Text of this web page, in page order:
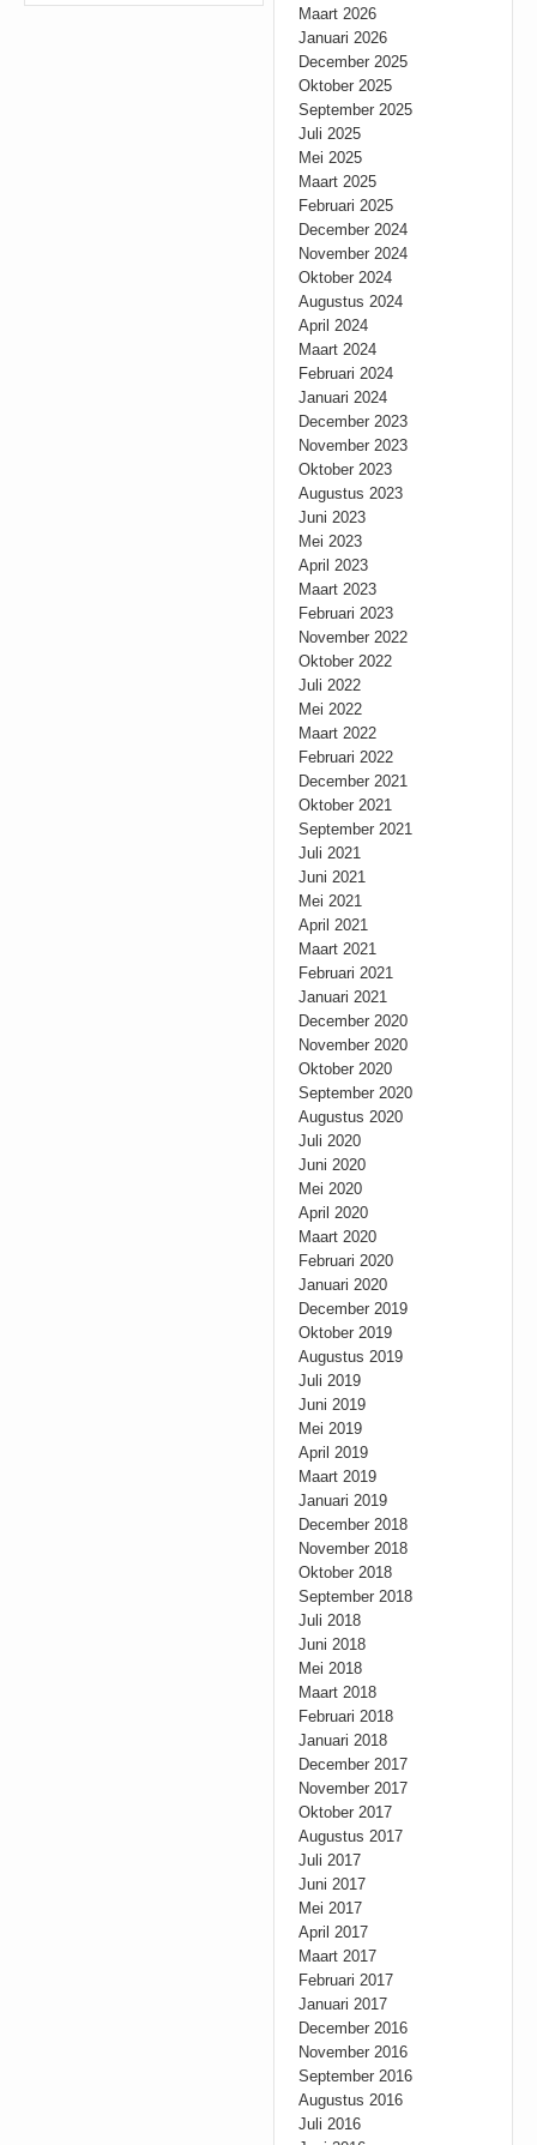
Maart 2026
Januari 2026
December 2025
Oktober 2025
September 2025
Juli 2025
Mei 2025
Maart 2025
Februari 2025
December 2024
November 2024
Oktober 2024
Augustus 2024
April 2024
Maart 2024
Februari 2024
Januari 2024
December 2023
November 2023
Oktober 2023
Augustus 2023
Juni 2023
Mei 2023
April 2023
Maart 2023
Februari 2023
November 2022
Oktober 2022
Juli 2022
Mei 2022
Maart 2022
Februari 2022
December 2021
Oktober 2021
September 2021
Juli 2021
Juni 2021
Mei 2021
April 2021
Maart 2021
Februari 2021
Januari 2021
December 2020
November 2020
Oktober 2020
September 2020
Augustus 2020
Juli 2020
Juni 2020
Mei 2020
April 2020
Maart 2020
Februari 2020
Januari 2020
December 2019
Oktober 2019
Augustus 2019
Juli 2019
Juni 2019
Mei 2019
April 2019
Maart 2019
Januari 2019
December 2018
November 2018
Oktober 2018
September 2018
Juli 2018
Juni 2018
Mei 2018
Maart 2018
Februari 2018
Januari 2018
December 2017
November 2017
Oktober 2017
Augustus 2017
Juli 2017
Juni 2017
Mei 2017
April 2017
Maart 2017
Februari 2017
Januari 2017
December 2016
November 2016
September 2016
Augustus 2016
Juli 2016